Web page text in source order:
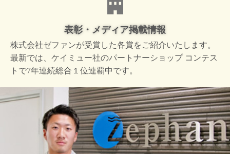
表彰・メディア掲載情報
株式会社ゼファンが受賞した各賞をご紹介いたします。
最新では、ケイミュー社のパートナーショップ コンテス
トで7年連続総合１位連覇中です。